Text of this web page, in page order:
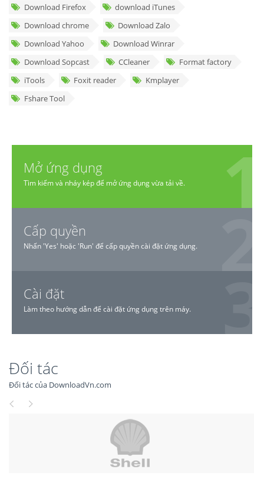
Download Firefox
download iTunes
Download chrome
Download Zalo
Download Yahoo
Download Winrar
Download Sopcast
CCleaner
Format factory
iTools
Foxit reader
Kmplayer
Fshare Tool
Mở ứng dụng
Tìm kiếm và nháy kép để mở ứng dụng vừa tải về.
Cấp quyền
Nhấn 'Yes' hoặc 'Run' để cấp quyền cài đặt ứng dụng.
Cài đặt
Làm theo hướng dẫn để cài đặt ứng dụng trên máy.
Đối tác
Đối tác của DownloadVn.com